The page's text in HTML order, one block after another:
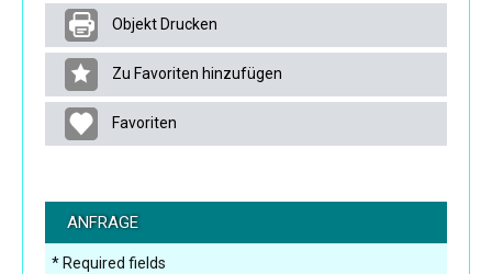
Objekt Drucken
Zu Favoriten hinzufügen
Favoriten
ANFRAGE
* Required fields